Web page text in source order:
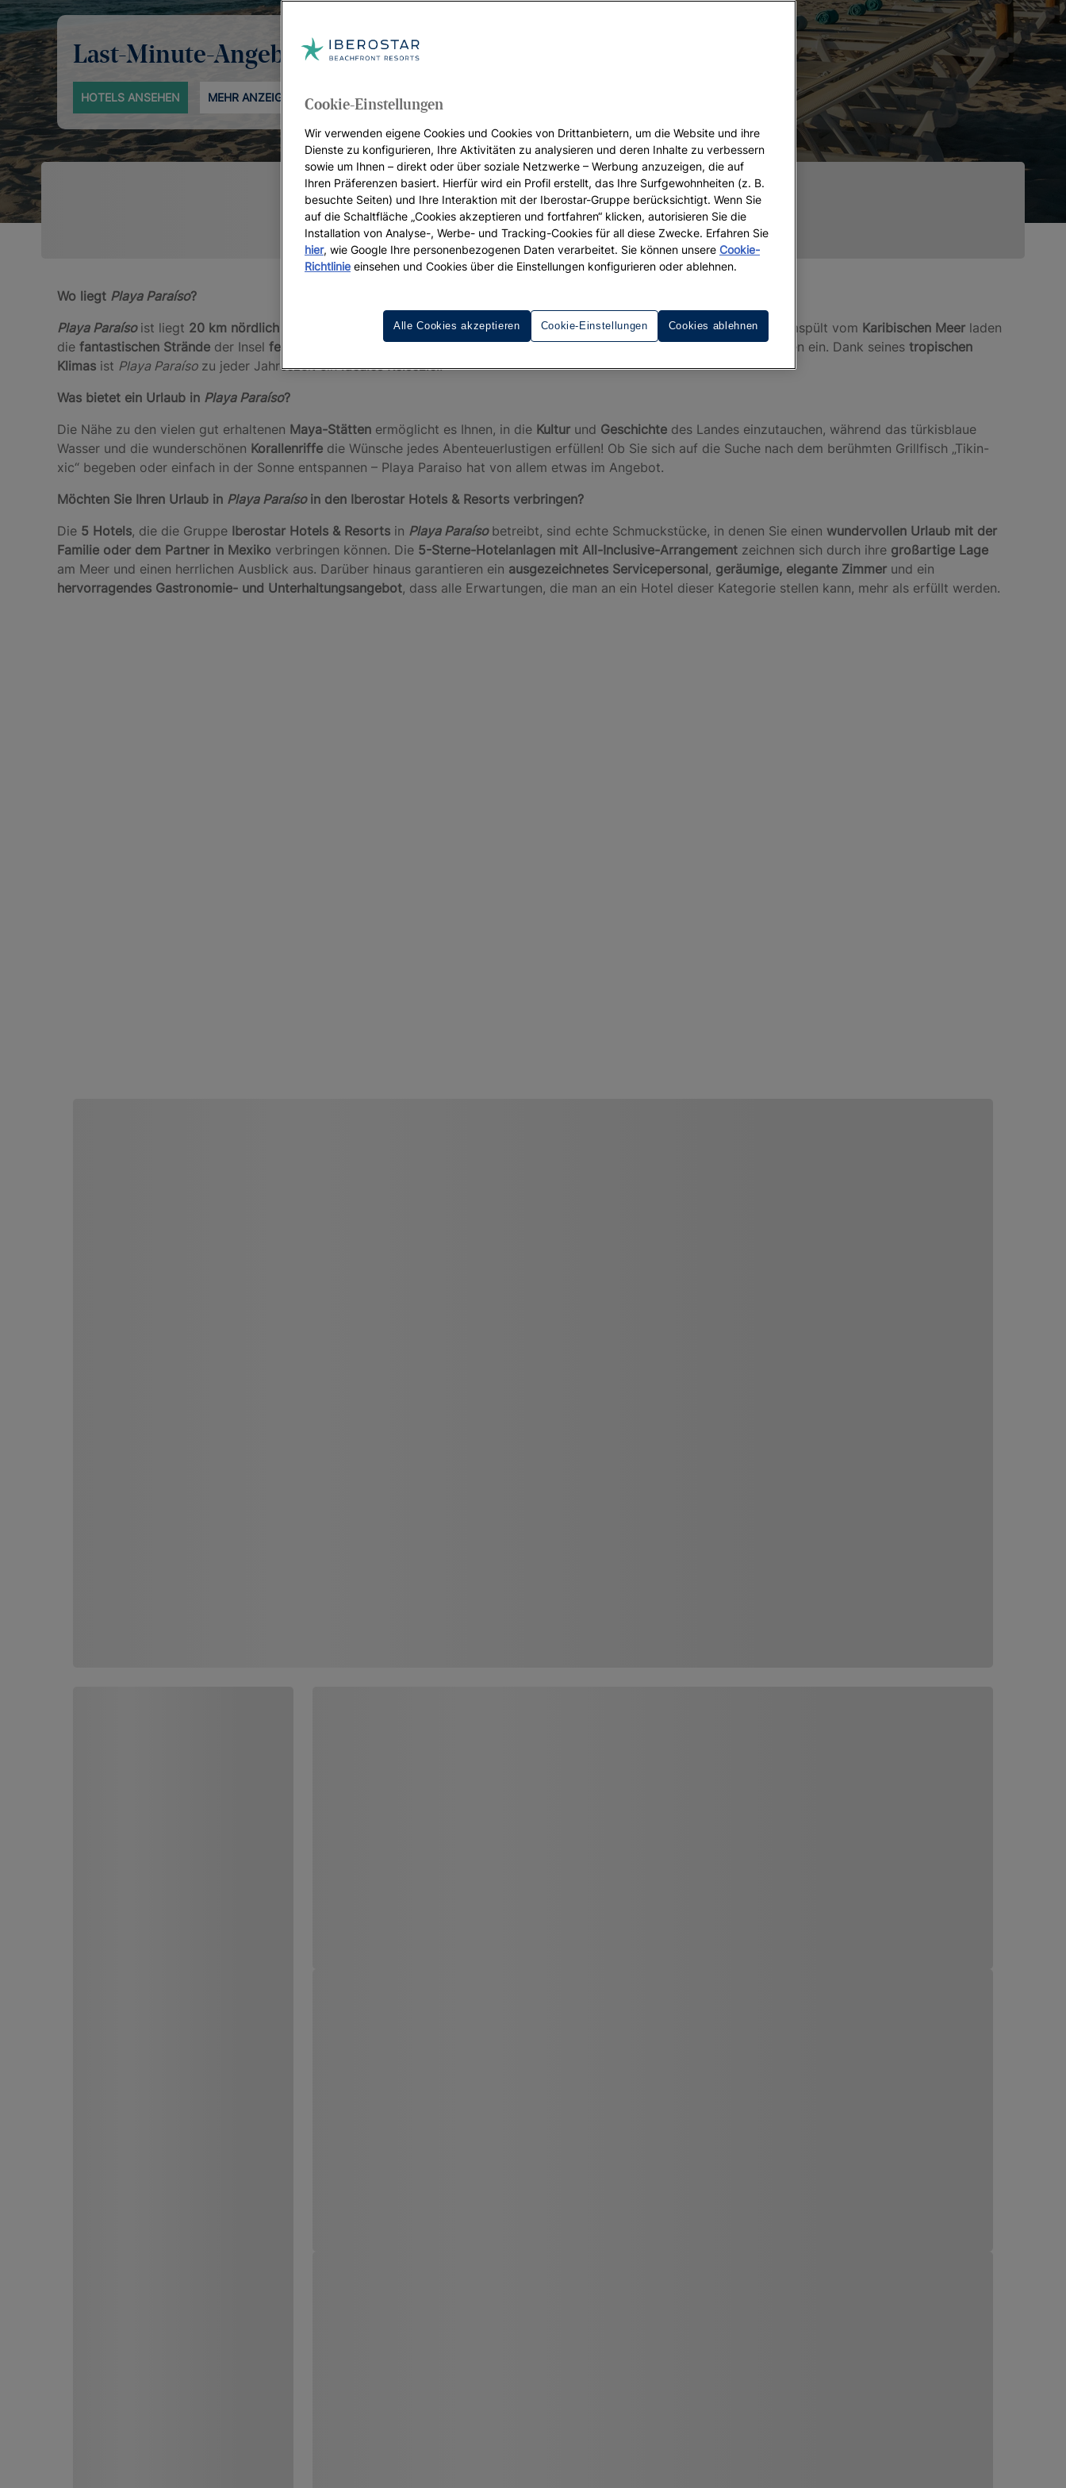
Last-Minute-Angebote
HOTELS ANSEHEN MEHR ANZEIGEN
Wo liegt Playa Paraíso?
Playa Paraíso ist liegt 20 km nördlich von Playa del Carmen immexikanischen BundesstaatQuintana Roobefindet. Sanft umspült vom Karibischen Meer laden
die fantastischen Strände der Insel fernab der Touristenmassenundumgeben von wilder Naturzum Entspannen und Erholen ein. Dank seines tropischen
Klimas ist Playa Paraíso zu jeder Jahreszeit einideales Reiseziel.
Was bietet ein Urlaub in Playa Paraíso?
Die Nähe zu den vielen gut erhaltenen Maya-Stätten ermöglicht es Ihnen, in die Kultur und Geschichte des Landes einzutauchen, während das türkisblaue
Wasser und die wunderschönen Korallenriffe die Wünsche jedes Abenteuerlustigen erfüllen! Ob Sie sich auf die Suche nach dem berühmten Grillfisch „Tikin-
xic“ begeben oder einfach in der Sonne entspannen – Playa Paraiso hat von allem etwas im Angebot.
Möchten Sie Ihren Urlaub in Playa Paraíso in den Iberostar Hotels & Resorts verbringen?
Die 5 Hotels, die die Gruppe Iberostar Hotels & Resorts in Playa Paraíso betreibt, sind echte Schmuckstücke, in denen Sie einen wundervollen Urlaub mit der
Familie oder dem Partner in Mexiko verbringen können. Die 5-Sterne-Hotelanlagen mit All-Inclusive-Arrangement zeichnen sich durch ihre großartige Lage
am Meer und einen herrlichen Ausblick aus. Darüber hinaus garantieren ein ausgezeichnetes Servicepersonal, geräumige, elegante Zimmer und ein
hervorragendes Gastronomie- und Unterhaltungsangebot, dass alle Erwartungen, die man an ein Hotel dieser Kategorie stellen kann, mehr als erfüllt werden.
Cookie-Einstellungen
Wir verwenden eigene Cookies und Cookies von Drittanbietern, um die Website und ihre
Dienste zu konfigurieren, Ihre Aktivitäten zu analysieren und deren Inhalte zu verbessern
sowie um Ihnen – direkt oder über soziale Netzwerke – Werbung anzuzeigen, die auf
Ihren Präferenzen basiert. Hierfür wird ein Profil erstellt, das Ihre Surfgewohnheiten (z. B.
besuchte Seiten) und Ihre Interaktion mit der Iberostar-Gruppe berücksichtigt. Wenn Sie
auf die Schaltfläche „Cookies akzeptieren und fortfahren“ klicken, autorisieren Sie die
Installation von Analyse-, Werbe- und Tracking-Cookies für all diese Zwecke. Erfahren Sie
hier, wie Google Ihre personenbezogenen Daten verarbeitet. Sie können unsere Cookie-
Richtlinie einsehen und Cookies über die Einstellungen konfigurieren oder ablehnen.
Cookie-Einstellungen Cookies ablehnen
Alle Cookies akzeptieren